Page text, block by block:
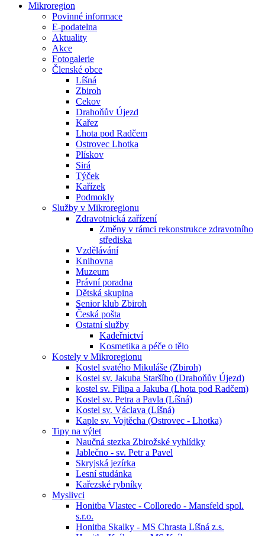
Mikroregion
Povinné informace
E-podatelna
Aktuality
Akce
Fotogalerie
Členské obce
Líšná
Zbiroh
Cekov
Drahoňův Újezd
Kařez
Lhota pod Radčem
Ostrovec Lhotka
Plískov
Sirá
Týček
Kařízek
Podmokly
Služby v Mikroregionu
Zdravotnická zařízení
Změny v rámci rekonstrukce zdravotního
střediska
Vzdělávání
Knihovna
Muzeum
Právní poradna
Dětská skupina
Senior klub Zbiroh
Česká pošta
Ostatní služby
Kadeřnictví
Kosmetika a péče o tělo
Kostely v Mikroregionu
Kostel svatého Mikuláše (Zbiroh)
Kostel sv. Jakuba Staršího (Drahoňův Újezd)
kostel sv. Filipa a Jakuba (Lhota pod Radčem)
Kostel sv. Petra a Pavla (Líšná)
Kostel sv. Václava (Líšná)
Kaple sv. Vojtěcha (Ostrovec - Lhotka)
Tipy na výlet
Naučná stezka Zbirožské vyhlídky
Jablečno - sv. Petr a Pavel
Skryjská jezírka
Lesní studánka
Kařezské rybníky
Myslivci
Honitba Vlastec - Colloredo - Mansfeld spol.
s.r.o.
Honitba Skalky - MS Chrasta Líšná z.s.